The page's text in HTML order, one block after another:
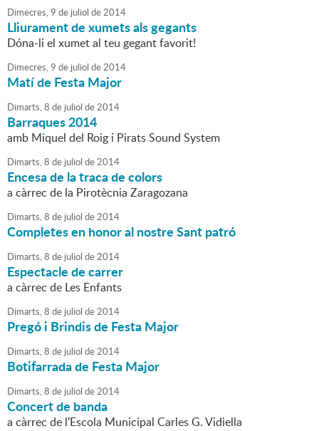
Dimecres,9 de juliol de2014
Lliurament de xumets als gegants
Dóna-li el xumet al teu gegant favorit!
Dimecres,9 de juliol de2014
Matí de Festa Major
Dimarts,8 de juliol de2014
Barraques 2014
amb Miquel del Roig i Pirats Sound System
Dimarts,8 de juliol de2014
Encesa de la traca de colors
a càrrec de la Pirotècnia Zaragozana
Dimarts,8 de juliol de2014
Completes en honor al nostre Sant patró
Dimarts,8 de juliol de2014
Espectacle de carrer
a càrrec de Les Enfants
Dimarts,8 de juliol de2014
Pregó i Brindis de Festa Major
Dimarts,8 de juliol de2014
Botifarrada de Festa Major
Dimarts,8 de juliol de2014
Concert de banda
a càrrec de l'Escola Municipal Carles G. Vidiella